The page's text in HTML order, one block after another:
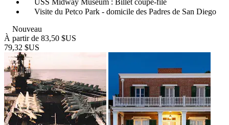
USS Midway Museum : Billet coupe-file
Visite du Petco Park - domicile des Padres de San Diego
Nouveau
À partir de 83,50 $US
79,32 $US